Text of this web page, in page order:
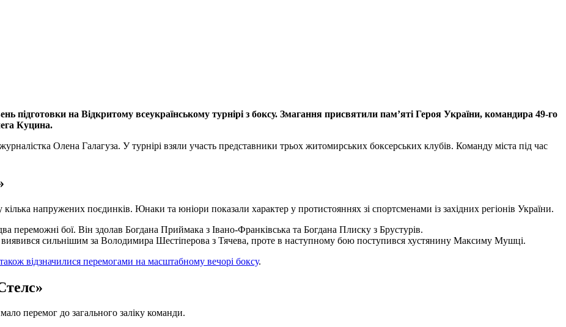
підготовки на Відкритому всеукраїнському турнірі з боксу. Змагання присвятили памʼяті Героя України, командира 49-го
Куцина.
Олена Галагуза. У турнірі взяли участь представники трьох житомирських боксерських клубів. Команду міста під час
напружених поєдинків. Юнаки та юніори показали характер у протистояннях зі спортсменами із західних регіонів України.
переможні бої. Він здолав Богдана Приймака з Івано-Франківська та Богдана Плиску з Брустурів.
сильнішим за Володимира Шестіперова з Тячева, проте в наступному бою поступився хустянину Максиму Мушці.
відзначилися перемогами на масштабному вечорі боксу.
перемог до загального заліку команди.